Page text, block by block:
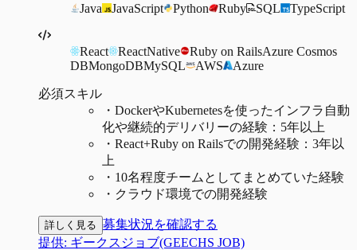
Java
JavaScript Python Ruby SQL TypeScript
React ReactNative Ruby on RailsAzure Cosmos
DBMongoDBMySQL AWS Azure
必須スキル
・ DockerやKubernetesを使ったインフラ自動
化や継続的デリバリーの経験：5年以上
・ React+Ruby on Railsでの開発経験：3年以
上
・ 10名程度チームとしてまとめていた経験
・ クラウド環境での開発経験
詳しく見る 募集状況を確認する
提供: ギークスジョブ(GEECHS JOB)